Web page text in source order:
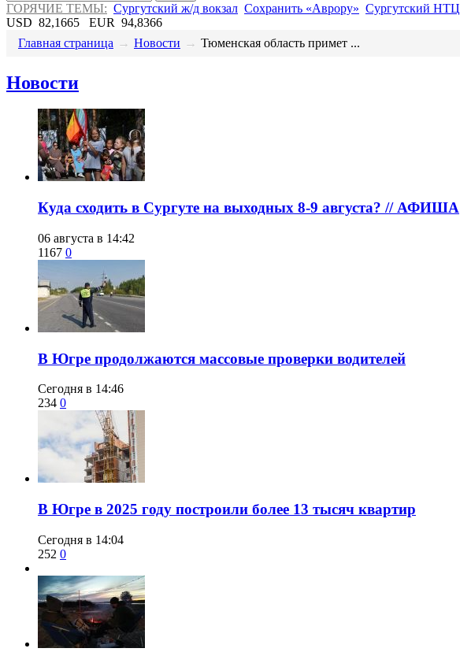
ГОРЯЧИЕ ТЕМЫ: Сургутский ж/д вокзал Сохранить «Аврору» Сургутский НТЦ
USD 82,1665 EUR 94,8366
Главная страница → Новости → ​Тюменская область примет ...
Новости
​Куда сходить в Сургуте на выходных 8-9 августа? // АФИША
06 августа в 14:42
1167 0
​В Югре продолжаются массовые проверки водителей
Сегодня в 14:46
234 0
​В Югре в 2025 году построили более 13 тысяч квартир
Сегодня в 14:04
252 0